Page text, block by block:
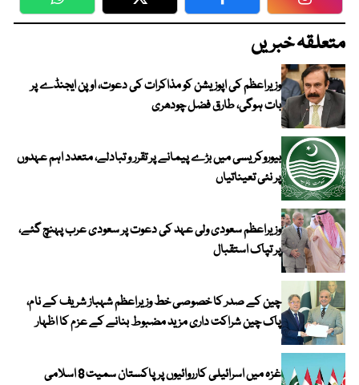
WhatsApp Twitter Facebook
متعلقہ خبریں
وزیراعظم کی اپوزیشن کو مذاکرات کی دعوت، اوپن ایجنڈے پر
بات ہوگی، طارق فضل چودھری
بیوروکریسی میں بڑے پیمانے پر تقرر و تبادلے، متعدد اہم عہدوں
پر نئی تعیناتیاں
وزیراعظم سعودی ولی عہد کی دعوت پر سعودی عرب پہنچ گئے،
پر تپاک استقبال
چین کے صدر کا خصوصی خط وزیراعظم شہباز شریف کے نام،
پاک چین شراکت داری مزید مضبوط بنانے کے عزم کا اظہار
غزہ میں اسرائیلی کارروائیوں پر پاکستان سمیت 8 اسلامی